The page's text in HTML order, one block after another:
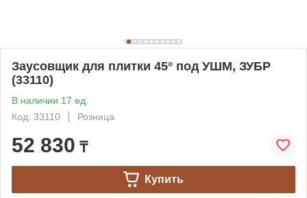
Заусовщик для плитки 45° под УШМ, ЗУБР
(33110)
В наличии 17 ед.
Код: 33110
Розница
52 830 ₸
Купить